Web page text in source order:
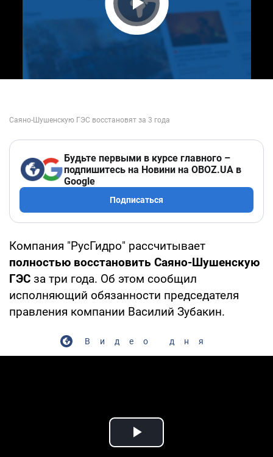
Play Video
Будьте первыми в курсе главного –
подпишитесь на Новини на OBOZ.UA в
Google
Подписаться
Компания "РусГидро" рассчитывает
полностью восстановить Саяно-Шушенскую
ГЭС за три года. Об этом сообщил
исполняющий обязанности председателя
правления компании Василий Зубакин.
Видео дня
Play Video